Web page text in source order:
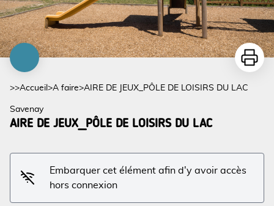
Voir l'image en plein écran
>>Accueil >A faire>AIRE DE JEUX_PÔLE DE LOISIRS DU LAC
Savenay
AIRE DE JEUX_PÔLE DE LOISIRS DU LAC
Embarquer cet élément afin d'y avoir accès
hors connexion